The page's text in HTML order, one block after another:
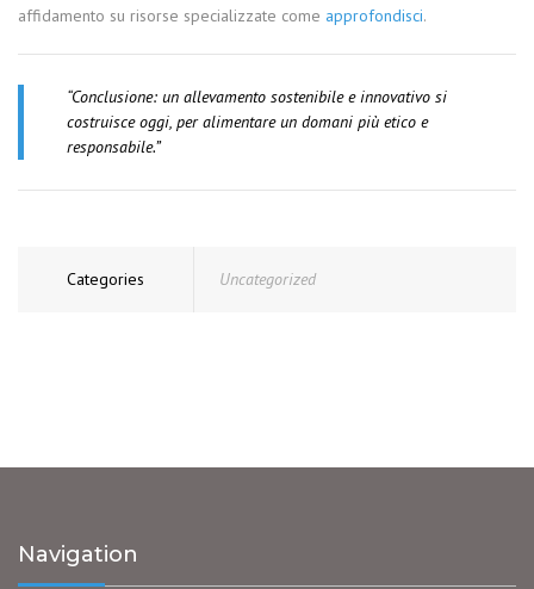
affidamento su risorse specializzate come approfondisci.
“Conclusione: un allevamento sostenibile e innovativo si
costruisce oggi, per alimentare un domani più etico e
responsabile.”
Categories Uncategorized
Navigation